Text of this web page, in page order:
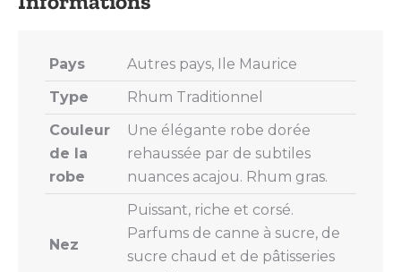
Pays
Autres pays, Ile Maurice
Type
Rhum Traditionnel
Couleur
de la
robe
Une élégante robe dorée
rehaussée par de subtiles
nuances acajou. Rhum gras.
Nez
Puissant, riche et corsé.
Parfums de canne à sucre, de
sucre chaud et de pâtisseries